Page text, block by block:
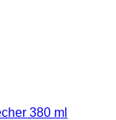
380 ml